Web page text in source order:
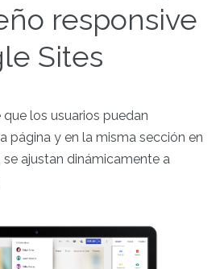
responsive
Sites
los usuarios puedan
página y en la misma sección en
ajustan dinámicamente a